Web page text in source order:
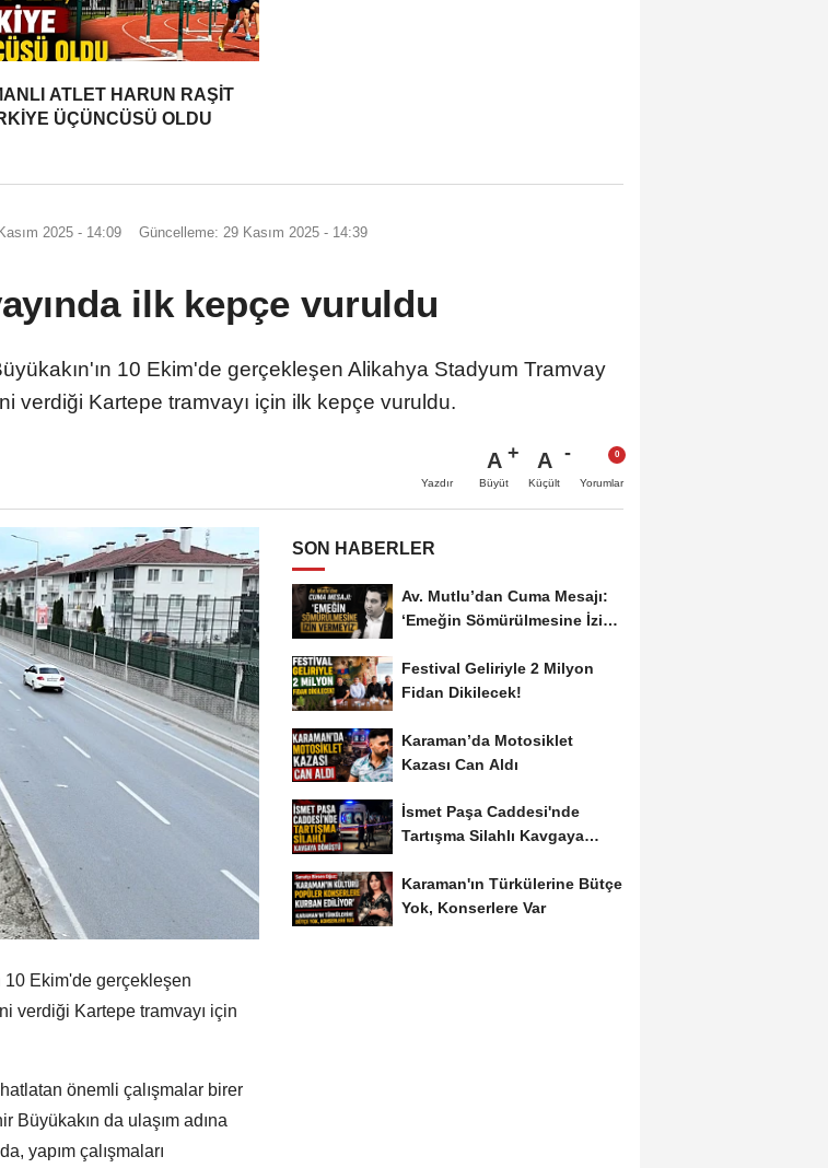
ATLET HARUN RAŞİT
ÜÇÜNCÜSÜ OLDU
2025 - 14:09 Güncelleme: 29 Kasım 2025 - 14:39
ilk kepçe vuruldu
10 Ekim'de gerçekleşen Alikahya Stadyum Tramvay
verdiği Kartepe tramvayı için ilk kepçe vuruldu.
Yazdır
A
Büyüt
A
Küçült Yorumlar
10 Ekim'de gerçekleşen
verdiği Kartepe tramvayı için
önemli çalışmalar birer
Büyükakın da ulaşım adına
yapım çalışmaları
SON HABERLER
Av. Mutlu’dan Cuma Mesajı:
‘Emeğin Sömürülmesine İzin
Festival Geliriyle 2 Milyon
Fidan Dikilecek!
Karaman’da Motosiklet
Kazası Can Aldı
İsmet Paşa Caddesi'nde
Tartışma Silahlı Kavgaya
Karaman'ın Türkülerine Bütçe
Yok, Konserlere Var